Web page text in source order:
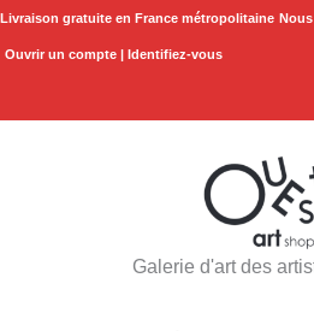
Aller
Livraison gratuite en France métropolitaine
Ouvrir un compte | Identifiez-vous
Galerie d'art des